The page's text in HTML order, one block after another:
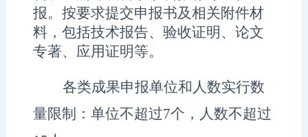
报。按要求提交申报书及相关附件材
料，包括技术报告、验收证明、论文
专著、应用证明等。
各类成果申报单位和人数实行数
量限制：单位不超过7个，人数不超过